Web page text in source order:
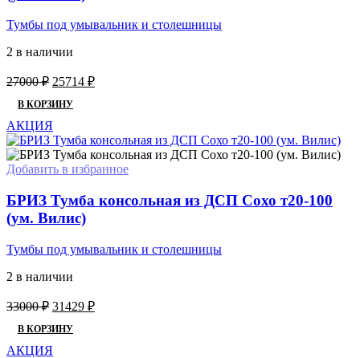
Тумбы под умывальник и столешницы
2 в наличии
27000₽ Первоначальная
составляла
27000 ₽.
25714 ₽Текущая
В КОРЗИНУ
АКЦИЯ
Добавить в избранное
БРИЗ Тумба консольная из ДСП Сохо т20-100
(ум. Вилис)
Тумбы под умывальник и столешницы
2 в наличии
33000₽ Первоначальная
составляла
33000 ₽.
31429 ₽Текущая
В КОРЗИНУ
АКЦИЯ